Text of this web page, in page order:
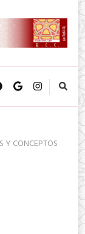
Y CONCEPTOS